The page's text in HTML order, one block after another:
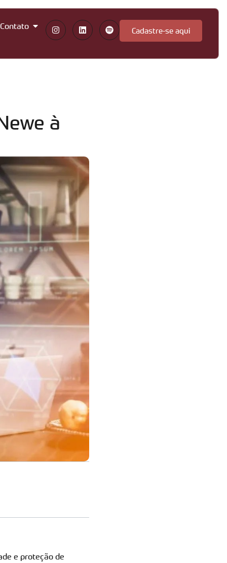
Contato Cadastre-se aqui
à
e proteção de